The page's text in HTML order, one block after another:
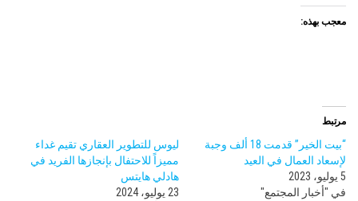
معجب بهذه:
مرتبط
“بيت الخير” قدمت 18 ألف وجبة
لإسعاد العمال في العيد
5 يوليو، 2023
في "أخبار المجتمع"
ليوس للتطوير العقاري تقيم غداء
مميزاً للاحتفال بإنجازها الفريد في
هادلي هايتس
23 يوليو، 2024